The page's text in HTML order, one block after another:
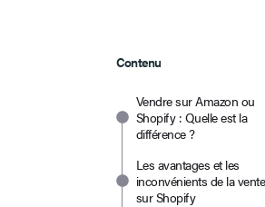
Contenu
Vendre sur Amazon ou
Shopify : Quelle est la
différence ?
Les avantages et les
inconvénients de la vente
sur Shopify